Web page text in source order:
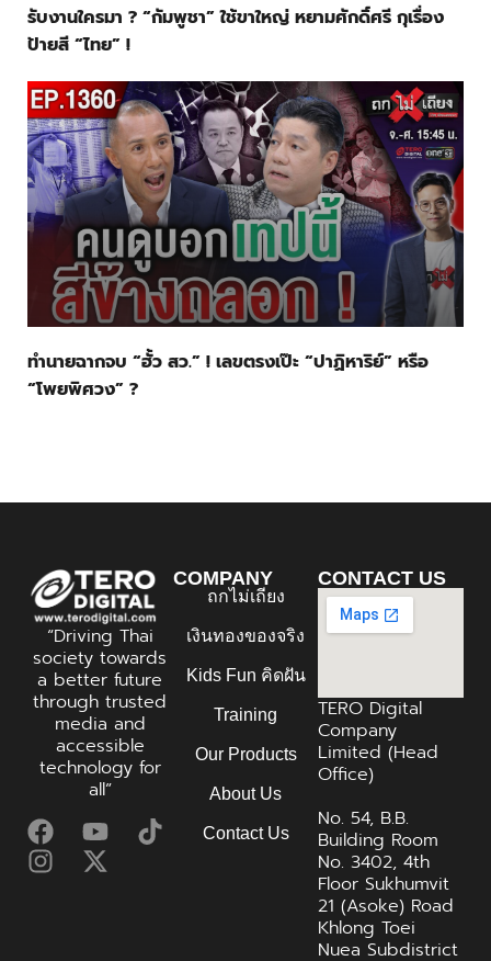
รับงานใครมา ? “กัมพูชา” ใช้ขาใหญ่ หยามศักดิ์ศรี กุเรื่อง
ป้ายสี “ไทย” !
ทำนายฉากจบ “ฮั้ว สว.” ! เลขตรงเป๊ะ “ปาฏิหาริย์” หรือ
“โพยพิศวง” ?
“Driving Thai
society towards
a better future
through trusted
media and
accessible
technology for
all”
COMPANY
ถกไม่เถียง
เงินทองของจริง
Kids Fun คิดฝัน
Training
Our Products
About Us
Contact Us
CONTACT US
TERO Digital
Company
Limited (Head
Office)
No. 54, B.B.
Building Room
No. 3402, 4th
Floor Sukhumvit
21 (Asoke) Road
Khlong Toei
Nuea Subdistrict